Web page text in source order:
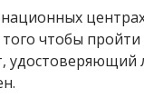
чтобы
удостоверяющий